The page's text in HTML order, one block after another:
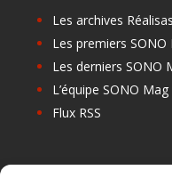
Les archives
Les premiers SONO
Les derniers SONO
L’équipe SONO Mag
Flux RSS